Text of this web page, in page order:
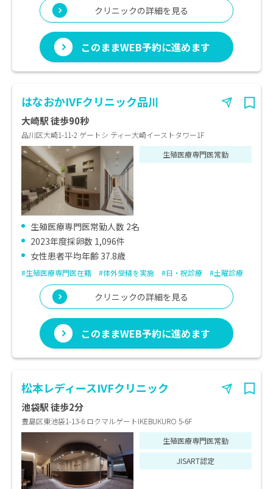
クリニックの詳細を見る
このままWEB予約に進めます
はなおかIVFクリニック品川
大崎駅 徒歩90秒
品川区大崎1-11-2 ゲートシ ティー大崎イーストタワー1F
生殖医療専門医常勤
生殖医療専門医常勤人数 2名
2023年度採卵数 1,096件
女性患者平均年齢 37.8歳
#生殖医療専門医在籍 #体外受精を実施 #日・祝診療 #土曜診療
クリニックの詳細を見る
このままWEB予約に進めます
松本レディースIVFクリニック
池袋駅 徒歩2分
豊島区東池袋1-13-6 ロクマルゲートIKEBUKURO 5-6F
生殖医療専門医常勤
JISART認定